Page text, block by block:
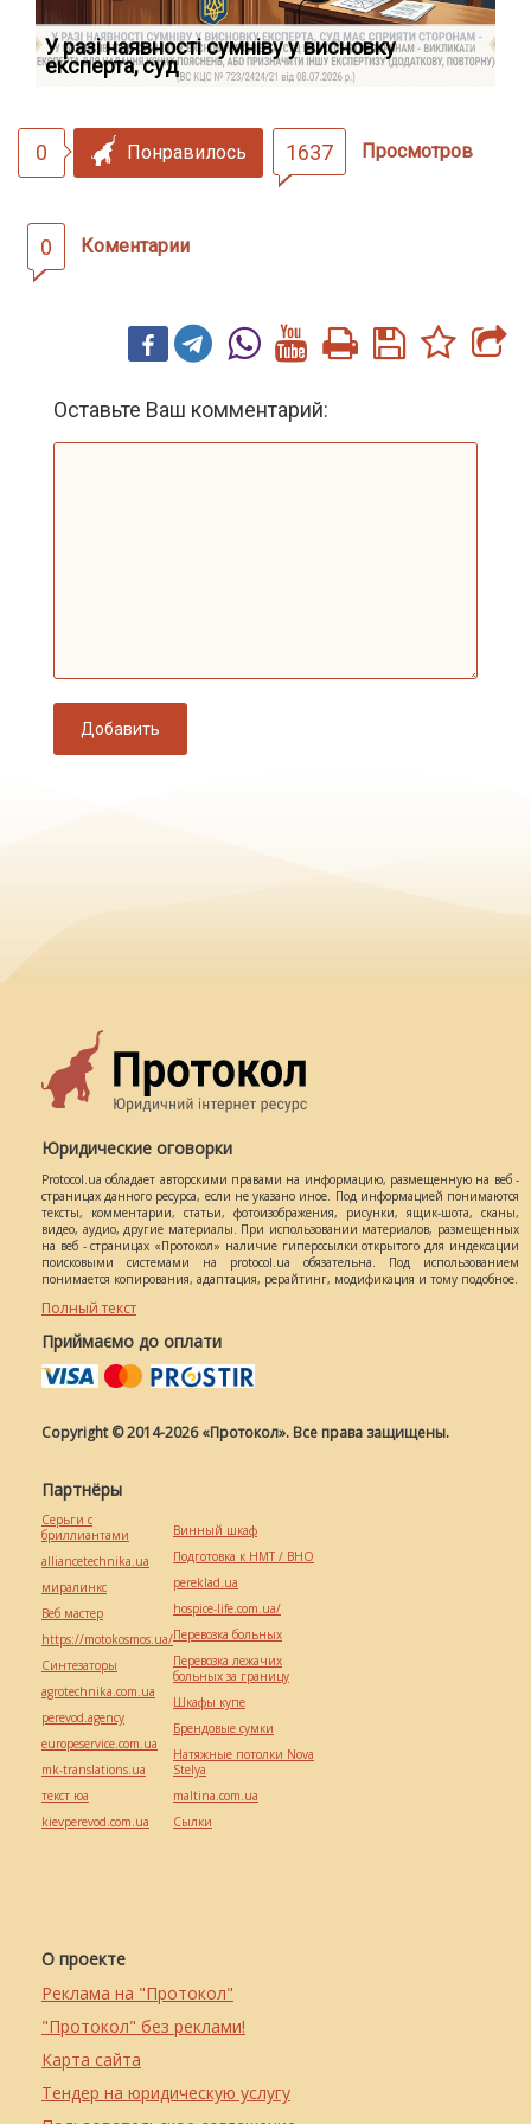
У разі наявності сумніву у висновку
експерта, суд
0 Понравилось 1637 Просмотров
0 Коментарии
Оставьте Ваш комментарий:
Добавить
Юридические оговорки
Protocol.ua обладает авторскими правами на информацию, размещенную на веб -
страницах данного ресурса, если не указано иное. Под информацией понимаются
тексты, комментарии, статьи, фотоизображения, рисунки, ящик-шота, сканы,
видео, аудио, другие материалы. При использовании материалов, размещенных
на веб - страницах «Протокол» наличие гиперссылки открытого для индексации
поисковыми системами на protocol.ua обязательна. Под использованием
понимается копирования, адаптация, рерайтинг, модификация и тому подобное.
Полный текст
Приймаємо до оплати
Copyright © 2014-2026 «Протокол». Все права защищены.
О проекте
Реклама на "Протокол"
"Протокол" без реклами!
Карта сайта
Тендер на юридическую услугу
Партнёры
Серьги с
бриллиантами
alliancetechnika.ua
миралинкс
Веб мастер
https://motokosmos.ua/
Синтезаторы
agrotechnika.com.ua
perevod.agency
europeservice.com.ua
mk-translations.ua
текст юа
kievperevod.com.ua
Винный шкаф
Подготовка к НМТ / ВНО
pereklad.ua
hospice-life.com.ua/
Перевозка больных
Перевозка лежачих
больных за границу
Шкафы купе
Брендовые сумки
Натяжные потолки Nova
Stelya
maltina.com.ua
Cылки